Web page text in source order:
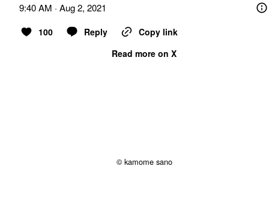
9:40 AM · Aug 2, 2021
100 Reply
Copy link
Read more on X
© kamome sano